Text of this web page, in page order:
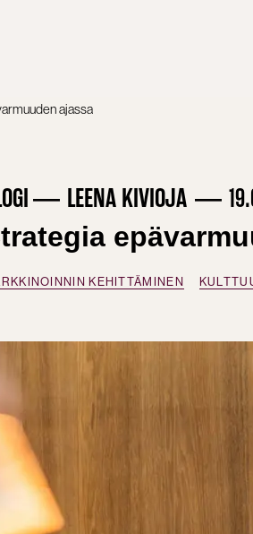
ajassa
LEENA KIVIOJA
KEHITTÄMINEN